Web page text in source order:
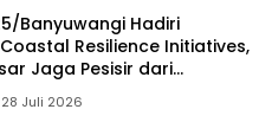
Banyuwangi Hadiri
Resilience Initiatives,
Jaga Pesisir dari
28 Juli 2026